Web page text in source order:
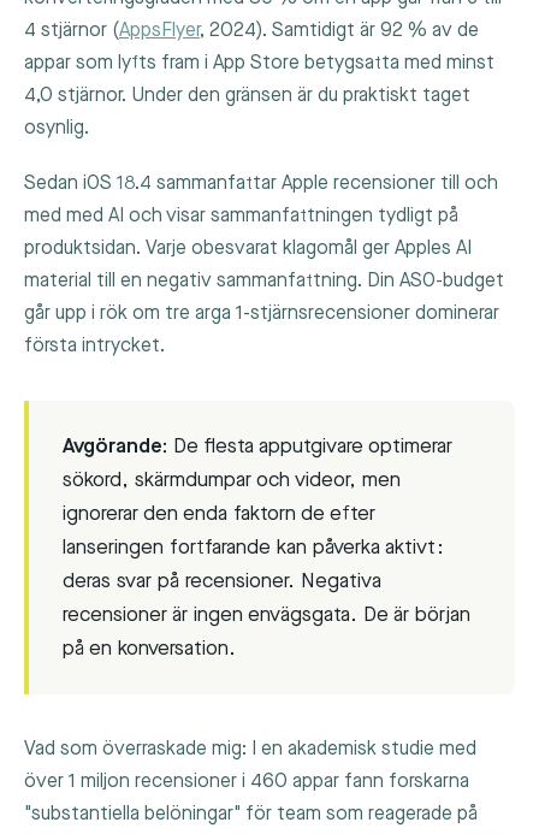
4 stjärnor (AppsFlyer, 2024). Samtidigt är 92 % av de
appar som lyfts fram i App Store betygsatta med minst
4,0 stjärnor. Under den gränsen är du praktiskt taget
osynlig.
Sedan iOS 18.4 sammanfattar Apple recensioner till och
med med AI och visar sammanfattningen tydligt på
produktsidan. Varje obesvarat klagomål ger Apples AI
material till en negativ sammanfattning. Din ASO-budget
går upp i rök om tre arga 1-stjärnsrecensioner dominerar
första intrycket.
Avgörande: De flesta apputgivare optimerar
sökord, skärmdumpar och videor, men
ignorerar den enda faktorn de efter
lanseringen fortfarande kan påverka aktivt:
deras svar på recensioner. Negativa
recensioner är ingen envägsgata. De är början
på en konversation.
Vad som överraskade mig: I en akademisk studie med
över 1 miljon recensioner i 460 appar fann forskarna
"substantiella belöningar" för team som reagerade på